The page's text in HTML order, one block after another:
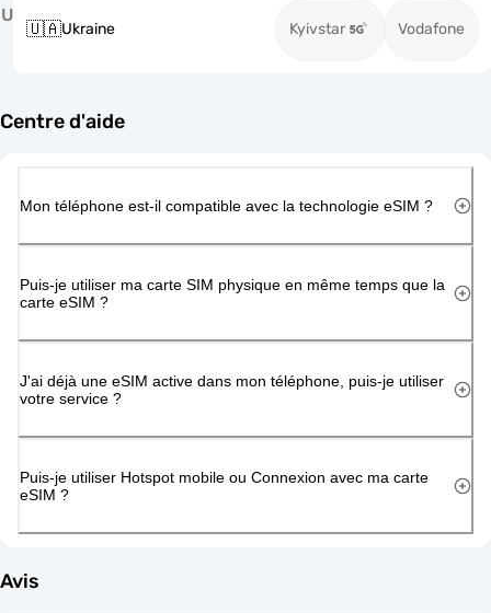
U
🇺🇦Ukraine Kyivstar Vodafone
Centre d'aide
Mon téléphone est-il compatible avec la technologie eSIM ?
Puis-je utiliser ma carte SIM physique en même temps que la
carte eSIM ?
J'ai déjà une eSIM active dans mon téléphone, puis-je utiliser
votre service ?
Puis-je utiliser Hotspot mobile ou Connexion avec ma carte
eSIM ?
Avis